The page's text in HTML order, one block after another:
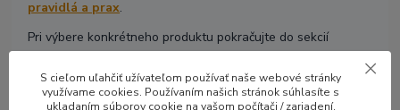
pravidlá a prax.
Pri výbere konkrétneho produktu pokračujte do sekcií
Ak si nie ste istí výberom, pozrite si stránkuPoradíme ti
S cieľom uľahčiť užívateľom používať naše webové stránky
využívame cookies. Používaním našich stránok súhlasíte s
ukladaním súborov cookie na vašom počítači / zariadení.